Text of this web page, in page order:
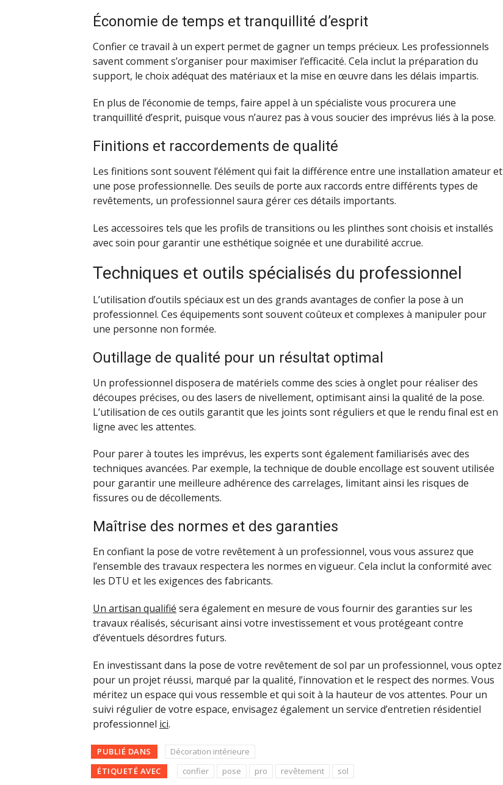
Économie de temps et tranquillité d’esprit
Confier ce travail à un expert permet de gagner un temps précieux. Les professionnels
savent comment s’organiser pour maximiser l’efficacité. Cela inclut la préparation du
support, le choix adéquat des matériaux et la mise en œuvre dans les délais impartis.
En plus de l’économie de temps, faire appel à un spécialiste vous procurera une
tranquillité d’esprit, puisque vous n’aurez pas à vous soucier des imprévus liés à la pose.
Finitions et raccordements de qualité
Les finitions sont souvent l’élément qui fait la différence entre une installation amateur et
une pose professionnelle. Des seuils de porte aux raccords entre différents types de
revêtements, un professionnel saura gérer ces détails importants.
Les accessoires tels que les profils de transitions ou les plinthes sont choisis et installés
avec soin pour garantir une esthétique soignée et une durabilité accrue.
Techniques et outils spécialisés du professionnel
L’utilisation d’outils spéciaux est un des grands avantages de confier la pose à un
professionnel. Ces équipements sont souvent coûteux et complexes à manipuler pour
une personne non formée.
Outillage de qualité pour un résultat optimal
Un professionnel disposera de matériels comme des scies à onglet pour réaliser des
découpes précises, ou des lasers de nivellement, optimisant ainsi la qualité de la pose.
L’utilisation de ces outils garantit que les joints sont réguliers et que le rendu final est en
ligne avec les attentes.
Pour parer à toutes les imprévus, les experts sont également familiarisés avec des
techniques avancées. Par exemple, la technique de double encollage est souvent utilisée
pour garantir une meilleure adhérence des carrelages, limitant ainsi les risques de
fissures ou de décollements.
Maîtrise des normes et des garanties
En confiant la pose de votre revêtement à un professionnel, vous vous assurez que
l’ensemble des travaux respectera les normes en vigueur. Cela inclut la conformité avec
les DTU et les exigences des fabricants.
Un artisan qualifié sera également en mesure de vous fournir des garanties sur les
travaux réalisés, sécurisant ainsi votre investissement et vous protégeant contre
d’éventuels désordres futurs.
En investissant dans la pose de votre revêtement de sol par un professionnel, vous optez
pour un projet réussi, marqué par la qualité, l’innovation et le respect des normes. Vous
méritez un espace qui vous ressemble et qui soit à la hauteur de vos attentes. Pour un
suivi régulier de votre espace, envisagez également un service d’entretien résidentiel
professionnel ici.
PUBLIÉ DANS
Décoration intérieure
ÉTIQUETÉ AVEC
confier pose pro revêtement sol